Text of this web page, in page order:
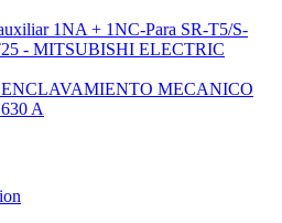
1NA + 1NC-Para SR-T5/S-
- MITSUBISHI ELECTRIC
MECANICO
A